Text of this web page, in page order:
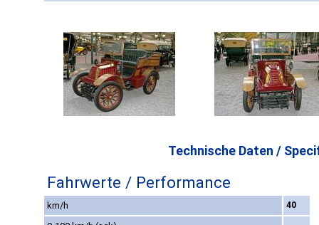
Technische Daten /
Fahrwerte / Performance
km/h 40